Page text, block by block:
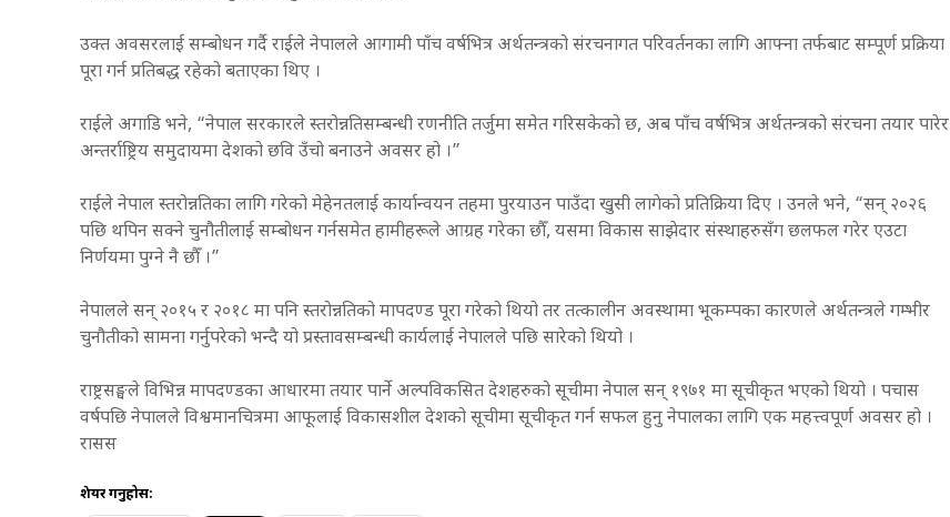
उक्त अवसरलाई सम्बोधन गर्दै राईले नेपालले आगामी पाँच वर्षभित्र अर्थतन्त्रको संरचनागत परिवर्तनका लागि आफ्ना तर्फबाट सम्पूर्ण प्रक्रिया
पूरा गर्न प्रतिबद्ध रहेको बताएका थिए ।
राईले अगाडि भने, “नेपाल सरकारले स्तरोन्नतिसम्बन्धी रणनीति तर्जुमा समेत गरिसकेको छ, अब पाँच वर्षभित्र अर्थतन्त्रको संरचना तयार पारेर
अन्तर्राष्ट्रिय समुदायमा देशको छवि उँचो बनाउने अवसर हो ।”
राईले नेपाल स्तरोन्नतिका लागि गरेको मेहेनतलाई कार्यान्वयन तहमा पुरयाउन पाउँदा खुसी लागेको प्रतिक्रिया दिए । उनले भने, “सन् २०२६
पछि थपिन सक्ने चुनौतीलाई सम्बोधन गर्नसमेत हामीहरूले आग्रह गरेका छौँ, यसमा विकास साझेदार संस्थाहरुसँग छलफल गरेर एउटा
निर्णयमा पुग्ने नै छौँ ।”
नेपालले सन् २०१५ र २०१८ मा पनि स्तरोन्नतिको मापदण्ड पूरा गरेको थियो तर तत्कालीन अवस्थामा भूकम्पका कारणले अर्थतन्त्रले गम्भीर
चुनौतीको सामना गर्नुपरेको भन्दै यो प्रस्तावसम्बन्धी कार्यलाई नेपालले पछि सारेको थियो ।
राष्ट्रसङ्घले विभिन्न मापदण्डका आधारमा तयार पार्ने अल्पविकसित देशहरुको सूचीमा नेपाल सन् १९७१ मा सूचीकृत भएको थियो । पचास
वर्षपछि नेपालले विश्वमानचित्रमा आफूलाई विकासशील देशको सूचीमा सूचीकृत गर्न सफल हुनु नेपालका लागि एक महत्त्वपूर्ण अवसर हो ।
रासस
शेयर गर्नुहोस: